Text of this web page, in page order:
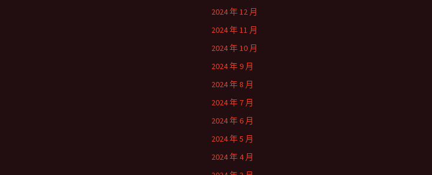
2024 年 12 月
2024 年 11 月
2024 年 10 月
2024 年 9 月
2024 年 8 月
2024 年 7 月
2024 年 6 月
2024 年 5 月
2024 年 4 月